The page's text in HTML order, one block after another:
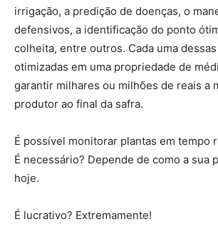
irrigação, a predição de doenças, o
defensivos, a identificação do ponto
colheita, entre outros. Cada uma
otimizadas em uma propriedade de
garantir milhares ou milhões de reais a
produtor ao final da safra.
É possível monitorar plantas em tempo
É necessário? Depende de como a sua
hoje.
É lucrativo? Extremamente!